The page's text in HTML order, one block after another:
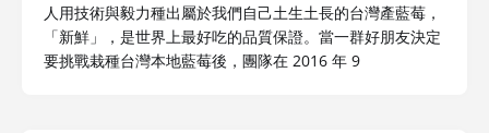
人用技術與毅力種出屬於我們自己土生土長的台灣產藍莓，
「新鮮」，是世界上最好吃的品質保證。當一群好朋友決定
要挑戰栽種台灣本地藍莓後，團隊在 2016 年 9